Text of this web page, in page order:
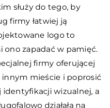
służy do tego, by
firmy łatwiej ją
logo to
ono zapadać w pamięć.
firmy oferującej
innym mieście i poprosić
identyfikacji wizualnej, a
działała na